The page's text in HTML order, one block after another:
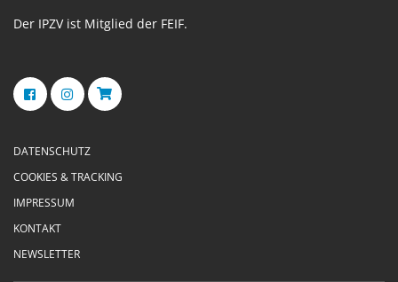
Der IPZV ist Mitglied der FEIF.
DATENSCHUTZ
COOKIES & TRACKING
IMPRESSUM
KONTAKT
NEWSLETTER